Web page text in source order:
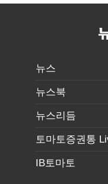
개선해야”
상
뉴스
뉴스북
뉴스리듬
토마토증권통
IB토마토